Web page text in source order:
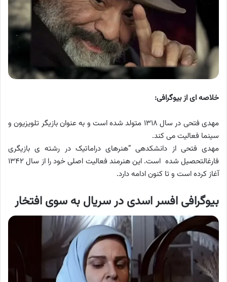
خلاصه ای از بیوگرافی:
مهدی فتحی در سال ۱۳۱۸ متولد شده است و به عنوان بازیگر تلویزیون و
سینما فعالیت می کند.
مهدی فتحی از دانشکده‎ی “هنرهای دراماتیک در رشته‎ ی بازیگری
فارغ‎التحصیل شده است. این هنرمند فعالیت اصلی خود را از سال ۱۳۴۲
آغاز کرده است و تا کنون ادامه دارد.
بیوگرافی افسر اسدی در سریال به سوی افتخار